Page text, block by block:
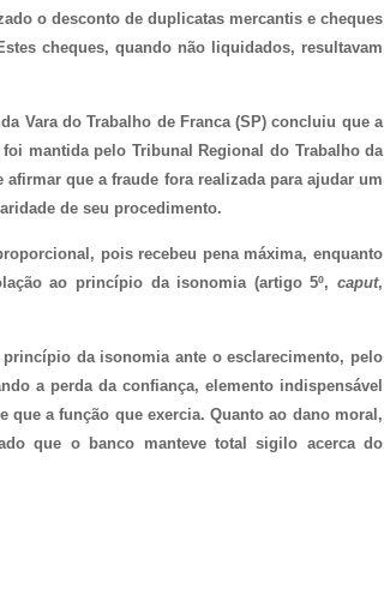
o desconto de duplicatas mercantis e cheques
cheques, quando não liquidados, resultavam
Vara do Trabalho de Franca (SP) concluiu que a
mantida pelo Tribunal Regional do Trabalho da
que a fraude fora realizada para ajudar um
de seu procedimento.
pois recebeu pena máxima, enquanto
ao princípio da isonomia (artigo 5º,caput,
da isonomia ante o esclarecimento, pelo
a perda da confiança, elemento indispensável
a função que exercia. Quanto ao dano moral,
que o banco manteve total sigilo acerca do